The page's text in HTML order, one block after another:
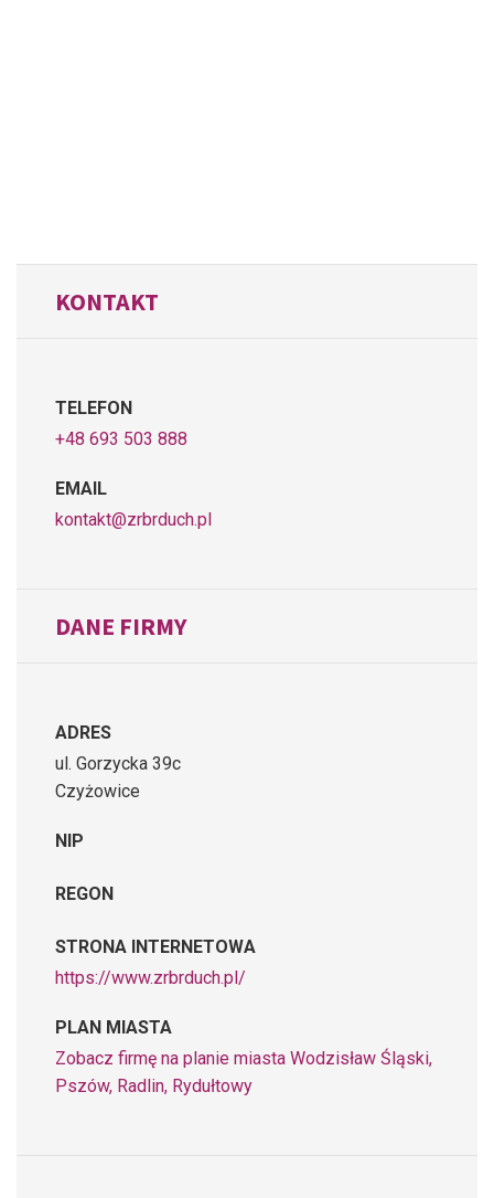
KONTAKT
TELEFON
+48 693 503 888
EMAIL
kontakt@zrbrduch.pl
DANE FIRMY
ADRES
ul. Gorzycka 39c
Czyżowice
NIP
REGON
STRONA INTERNETOWA
https://www.zrbrduch.pl/
PLAN MIASTA
Zobacz firmę na planie miasta Wodzisław Śląski,
Pszów, Radlin, Rydułtowy